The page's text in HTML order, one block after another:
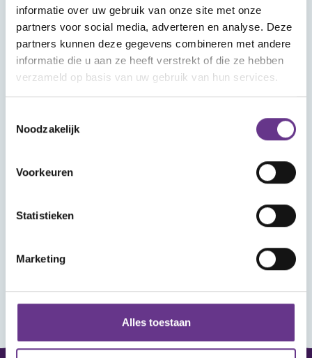
informatie over uw gebruik van onze site met onze
partners voor social media, adverteren en analyse. Deze
partners kunnen deze gegevens combineren met andere
informatie die u aan ze heeft verstrekt of die ze hebben
verzameld op basis van uw gebruik van hun services.
Noodzakelijk
Voorkeuren
Statistieken
Marketing
Alles toestaan
Aanmelden